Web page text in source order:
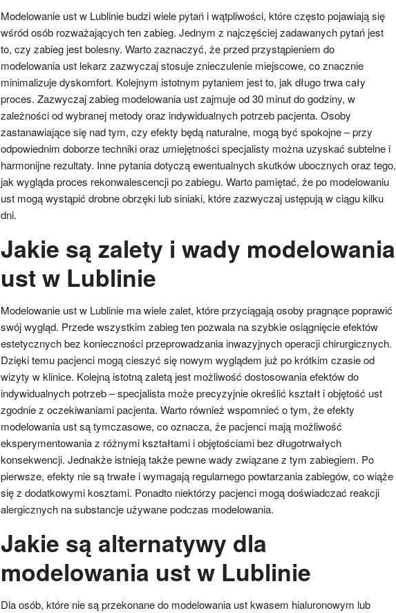
Modelowanie ust w Lublinie budzi wiele pytań i wątpliwości, które często pojawiają się
wśród osób rozważających ten zabieg. Jednym z najczęściej zadawanych pytań jest
to, czy zabieg jest bolesny. Warto zaznaczyć, że przed przystąpieniem do
modelowania ust lekarz zazwyczaj stosuje znieczulenie miejscowe, co znacznie
minimalizuje dyskomfort. Kolejnym istotnym pytaniem jest to, jak długo trwa cały
proces. Zazwyczaj zabieg modelowania ust zajmuje od 30 minut do godziny, w
zależności od wybranej metody oraz indywidualnych potrzeb pacjenta. Osoby
zastanawiające się nad tym, czy efekty będą naturalne, mogą być spokojne – przy
odpowiednim doborze techniki oraz umiejętności specjalisty można uzyskać subtelne i
harmonijne rezultaty. Inne pytania dotyczą ewentualnych skutków ubocznych oraz tego,
jak wygląda proces rekonwalescencji po zabiegu. Warto pamiętać, że po modelowaniu
ust mogą wystąpić drobne obrzęki lub siniaki, które zazwyczaj ustępują w ciągu kilku
dni.
Jakie są zalety i wady modelowania
ust w Lublinie
Modelowanie ust w Lublinie ma wiele zalet, które przyciągają osoby pragnące poprawić
swój wygląd. Przede wszystkim zabieg ten pozwala na szybkie osiągnięcie efektów
estetycznych bez konieczności przeprowadzania inwazyjnych operacji chirurgicznych.
Dzięki temu pacjenci mogą cieszyć się nowym wyglądem już po krótkim czasie od
wizyty w klinice. Kolejną istotną zaletą jest możliwość dostosowania efektów do
indywidualnych potrzeb – specjalista może precyzyjnie określić kształt i objętość ust
zgodnie z oczekiwaniami pacjenta. Warto również wspomnieć o tym, że efekty
modelowania ust są tymczasowe, co oznacza, że pacjenci mają możliwość
eksperymentowania z różnymi kształtami i objętościami bez długotrwałych
konsekwencji. Jednakże istnieją także pewne wady związane z tym zabiegiem. Po
pierwsze, efekty nie są trwałe i wymagają regularnego powtarzania zabiegów, co wiąże
się z dodatkowymi kosztami. Ponadto niektórzy pacjenci mogą doświadczać reakcji
alergicznych na substancje używane podczas modelowania.
Jakie są alternatywy dla
modelowania ust w Lublinie
Dla osób, które nie są przekonane do modelowania ust kwasem hialuronowym lub